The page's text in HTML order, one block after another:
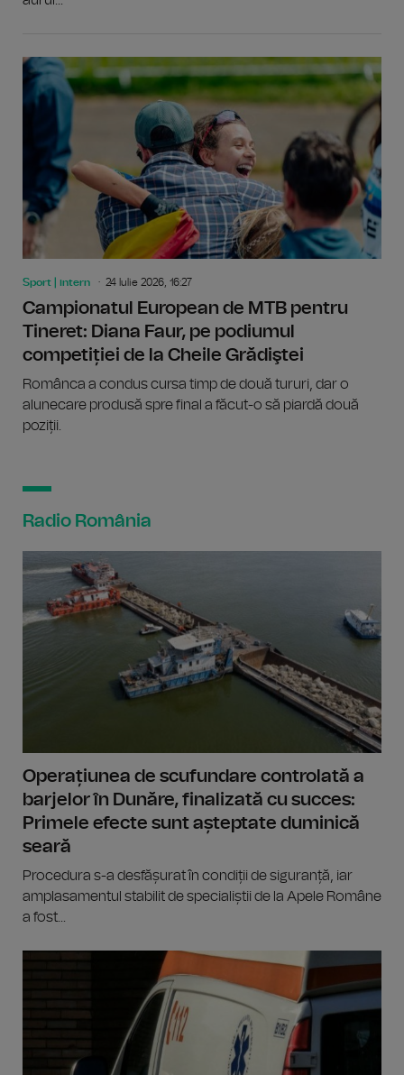
Sport | intern 24 Iulie 2026, 16:27
Campionatul European de MTB pentru
Tineret: Diana Faur, pe podiumul
competiției de la Cheile Grădiştei
Românca a condus cursa timp de două tururi, dar o
alunecare produsă spre final a făcut-o să piardă două
poziții.
Radio România
Operațiunea de scufundare controlată a
barjelor în Dunăre, finalizată cu succes:
Primele efecte sunt așteptate duminică
seară
Procedura s-a desfășurat în condiții de siguranță, iar
amplasamentul stabilit de specialiștii de la Apele Române
a fost...